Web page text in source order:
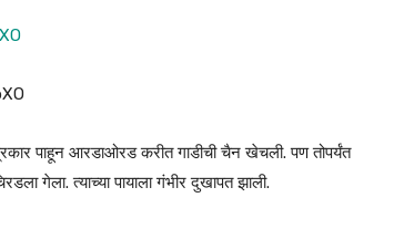
पाहून आरडाओरड करीत गाडीची चैन खेचली. पण तोपर्यंत
गेला. त्याच्या पायाला गंभीर दुखापत झाली.